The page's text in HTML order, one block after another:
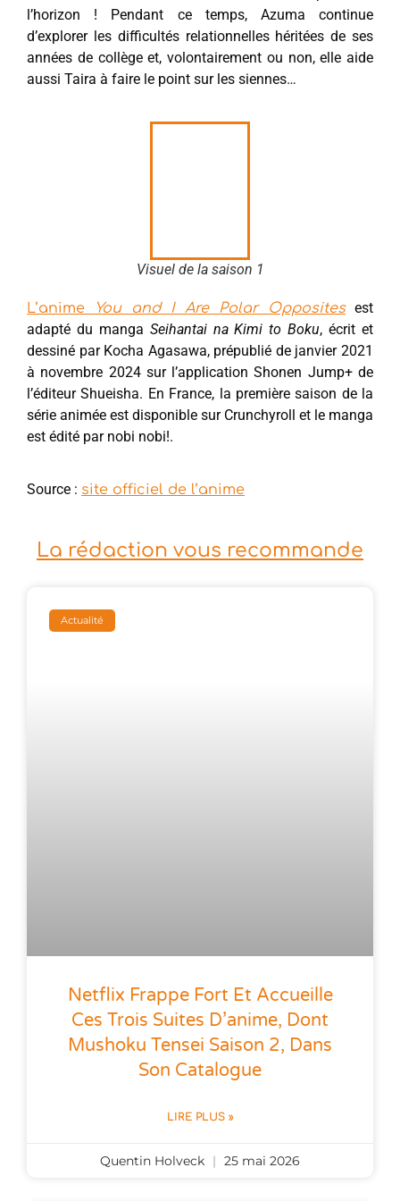
l’horizon ! Pendant ce temps, Azuma continue
d’explorer les difficultés relationnelles héritées de ses
années de collège et, volontairement ou non, elle aide
aussi Taira à faire le point sur les siennes…
Visuel de la saison 1
L’anime You and I Are Polar Oppositesest
adapté du manga Seihantai na Kimi to Boku, écrit et
dessiné par Kocha Agasawa, prépublié de janvier 2021
à novembre 2024 sur l’application Shonen Jump+ de
l’éditeur Shueisha. En France, la première saison de la
série animée est disponible sur Crunchyroll et le manga
est édité par nobi nobi!.
Source : site officiel de l’anime
La rédaction vous recommande
Actualité
Netflix Frappe Fort Et Accueille
Ces Trois Suites D’anime, Dont
Mushoku Tensei Saison 2, Dans
Son Catalogue
LIRE PLUS »
Quentin Holveck 25 mai 2026